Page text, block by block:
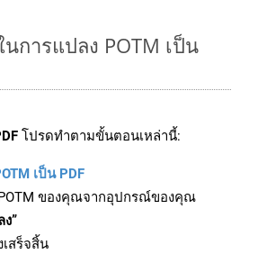
การแปลง POTM เป็น
โปรดทำตามขั้นตอนเหล่านี้:
เป็น PDF
ของคุณจากอุปกรณ์ของคุณ
ง”
สร็จสิ้น